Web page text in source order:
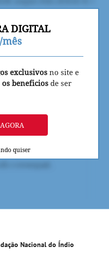
DIGITAL
mês
exclusivos no site e
os beneficios de ser
quiser
Nacional do Índio